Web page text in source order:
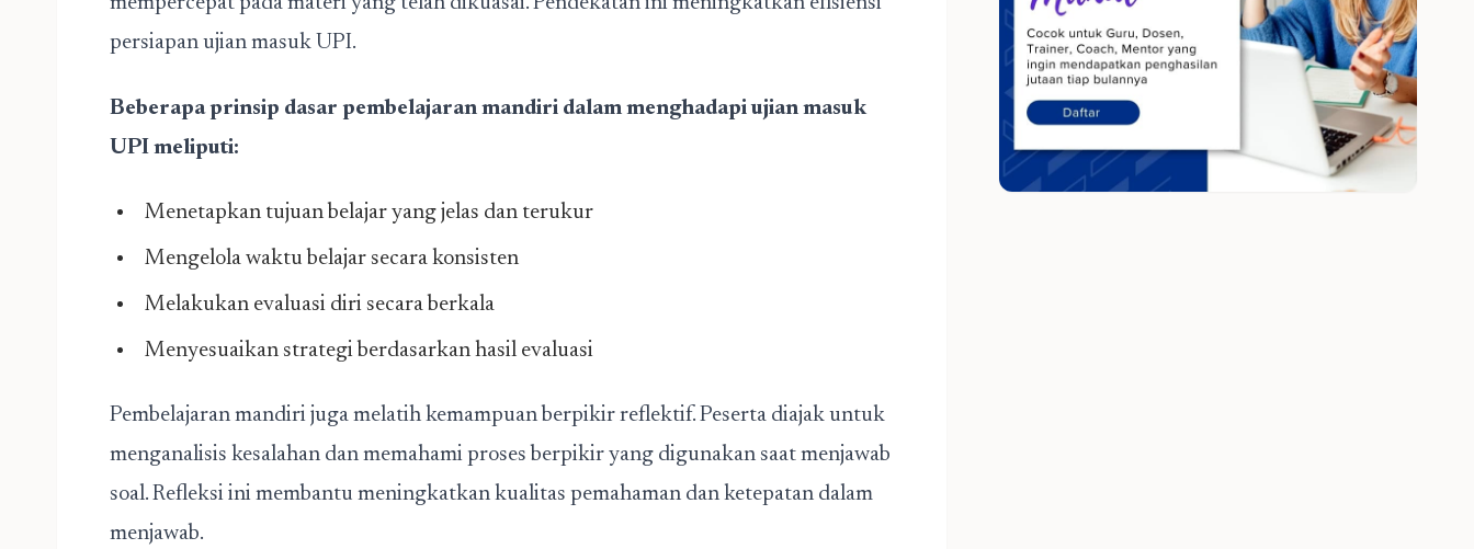
persiapan ujian masuk UPI.
Beberapa prinsip dasar pembelajaran mandiri dalam menghadapi ujian masuk
UPI meliputi:
Menetapkan tujuan belajar yang jelas dan terukur
Mengelola waktu belajar secara konsisten
Melakukan evaluasi diri secara berkala
Menyesuaikan strategi berdasarkan hasil evaluasi
Pembelajaran mandiri juga melatih kemampuan berpikir reflektif. Peserta diajak untuk
menganalisis kesalahan dan memahami proses berpikir yang digunakan saat menjawab
soal. Refleksi ini membantu meningkatkan kualitas pemahaman dan ketepatan dalam
menjawab.